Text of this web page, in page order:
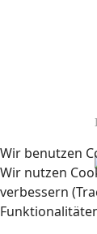
Wir benutzen
Wir nutzen
verbessern